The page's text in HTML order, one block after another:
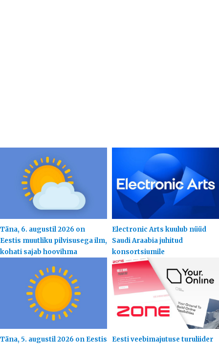
Täna, 6. augustil 2026 on
Eestis muutliku pilvisusega ilm,
kohati sajab hoovihma
Electronic Arts kuulub nüüd
Saudi Araabia juhitud
konsortsiumile
Täna, 5. augustil 2026 on Eestis
Eesti veebimajutuse turuliider